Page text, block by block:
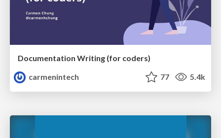
Documentation Writing (for coders)
carmenintech
77 5.4k